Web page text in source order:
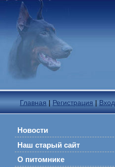
Главная | Регистрация | Вход
Новости
Наш старый сайт
О питомнике